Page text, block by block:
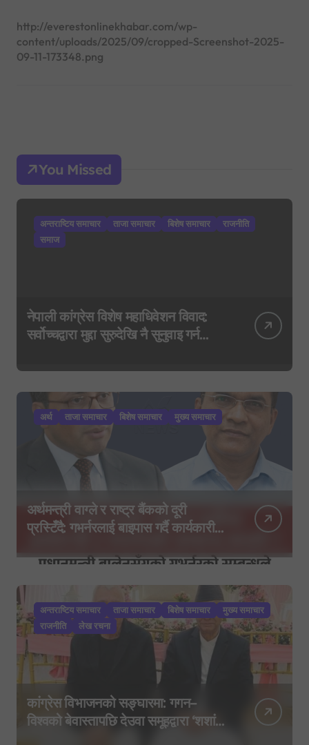
http://everestonlinekhabar.com/wp-
content/uploads/2025/09/cropped-Screenshot-2025-
09-11-173348.png
You Missed
अन्तराष्टिय समाचार ताजा समाचार बिशेष समाचार
राजनीति
समाज
नेपाली कांग्रेस विशेष महाधिवेशन विवाद:
सर्वोच्चद्वारा मुद्दा सुरुदेखि नै सुनुवाइ गर्न
अर्थ ताजा समाचार बिशेष समाचार मुख्य समाचार
अर्थमन्त्री वाग्ले र राष्ट्र बैंकको दूरी
प्रस्टिँदै: गभर्नरलाई बाइपास गर्दै कार्यकारी
अन्तराष्टिय समाचार ताजा समाचार बिशेष समाचार
मुख्य समाचार
राजनीति
लेख रचना
कांग्रेस विभाजनको सङ्घारमा: गगन–
विश्वको बेवास्तापछि देउवा समूहद्वारा ‘शशांक